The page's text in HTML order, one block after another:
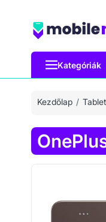
Kategóriák
Kezdőlap Tablet